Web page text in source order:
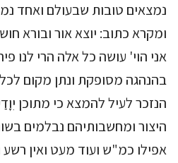
נמצאים טובות שבעולם ואחד
ומקרא כתוב: יוצא אור ובורא
אני הוי' עושה כל אלה הרי לנו
בהנהגה מסופקת ונתן מקום
הנזכר לעיל להמצא כי מתוכן
היצור ומחשבותיהם נבלמים
אפילו כמ"ש ועוד מעט ואין